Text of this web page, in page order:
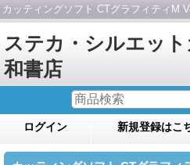
カッティングソフト CTグラフィティM
ステカ・シルエッ
和書店
ログイン 新規登録はこ